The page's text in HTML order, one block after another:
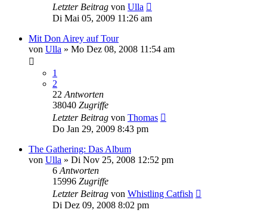
Letzter Beitrag von Ulla
Di Mai 05, 2009 11:26 am
Mit Don Airey auf Tour
von Ulla » Mo Dez 08, 2008 11:54 am
1
2
22 Antworten
38040 Zugriffe
Letzter Beitrag von Thomas
Do Jan 29, 2009 8:43 pm
The Gathering: Das Album
von Ulla » Di Nov 25, 2008 12:52 pm
6 Antworten
15996 Zugriffe
Letzter Beitrag von Whistling Catfish
Di Dez 09, 2008 8:02 pm